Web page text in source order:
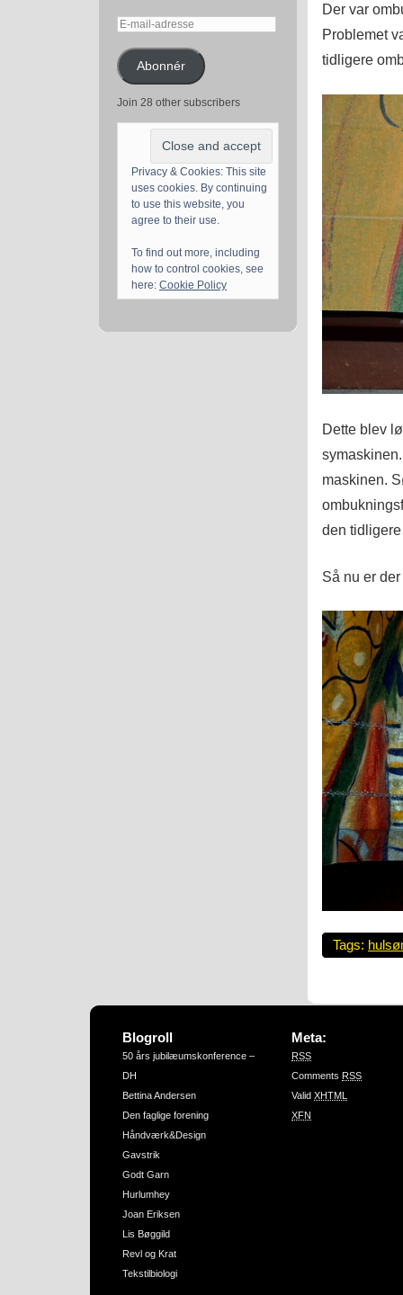
E-
adresseAbonnér
Join 28 other subscribers
Privacy & Cookies: This site
uses cookies. By continuing
to use this website, you
agree to their use.
To find out more, including
how to control cookies, see
here: Cookie Policy
Der var
Problemet
tidligere
Dette blev
maskinen.
den
Så nu er
Tags:
Blogroll
50 års jubilæumskonference –
DH
Bettina Andersen
Den faglige forening
Håndværk&Design
Gavstrik
Godt Garn
Hurlumhey
Joan Eriksen
Lis Bøggild
Revl og Krat
Tekstilbiologi
Meta:
RSS
Comments RSS
Valid XHTML
XFN